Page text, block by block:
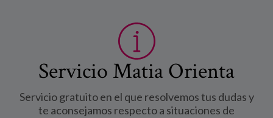
Servicio Matia Orienta
Servicio gratuito en el que resolvemos tus dudas y
te aconsejamos respecto a situaciones de